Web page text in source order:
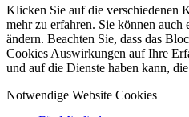
Klicken Sie auf die verschiedenen
mehr zu erfahren. Sie können auch
ändern. Beachten Sie, dass das
Cookies Auswirkungen auf Ihre
und auf die Dienste haben kann,
Notwendige Website Cookies